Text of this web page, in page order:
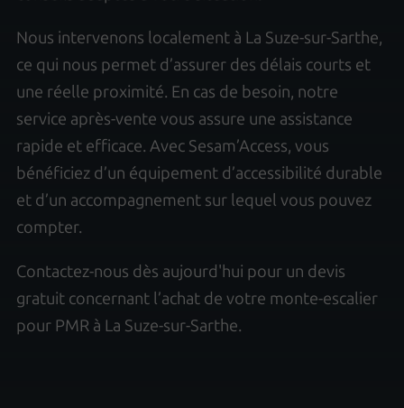
Nous intervenons localement à La Suze-sur-Sarthe,
ce qui nous permet d’assurer des délais courts et
une réelle proximité. En cas de besoin, notre
service après-vente vous assure une assistance
rapide et efficace. Avec Sesam’Access, vous
bénéficiez d’un équipement d’accessibilité durable
et d’un accompagnement sur lequel vous pouvez
compter.
Contactez-nous dès aujourd'hui pour un devis
gratuit concernant l’achat de votre monte-escalier
pour PMR à La Suze-sur-Sarthe.